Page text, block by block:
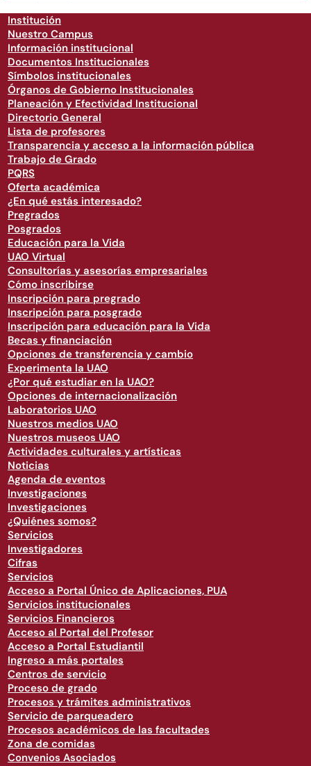
Institución
Nuestro Campus
Información institucional
Documentos Institucionales
Símbolos institucionales
Órganos de Gobierno Institucionales
Planeación y Efectividad Institucional
Directorio General
Lista de profesores
Transparencia y acceso a la información pública
Trabajo de Grado
PQRS
Oferta académica
¿En qué estás interesado?
Pregrados
Posgrados
Educación para la Vida
UAO Virtual
Consultorías y asesorías empresariales
Cómo inscribirse
Inscripción para pregrado
Inscripción para posgrado
Inscripción para educación para la Vida
Becas y financiación
Opciones de transferencia y cambio
Experimenta la UAO
¿Por qué estudiar en la UAO?
Opciones de internacionalización
Laboratorios UAO
Nuestros medios UAO
Nuestros museos UAO
Actividades culturales y artísticas
Noticias
Agenda de eventos
Investigaciones
Investigaciones
¿Quiénes somos?
Servicios
Investigadores
Cifras
Servicios
Acceso a Portal Único de Aplicaciones, PUA
Servicios institucionales
Servicios Financieros
Acceso al Portal del Profesor
Acceso a Portal Estudiantil
Ingreso a más portales
Centros de servicio
Proceso de grado
Procesos y trámites administrativos
Servicio de parqueadero
Procesos académicos de las facultades
Zona de comidas
Convenios Asociados